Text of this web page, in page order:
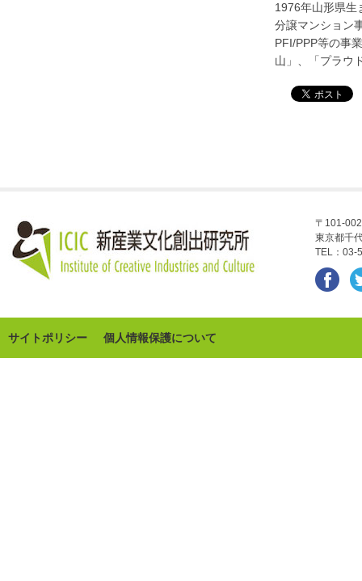
1976年山形県生
分譲マンション
PFI/PPP等の事
山」、「プラウ
〒101-
東京都千
TEL：
サイトポリシー 個人情報保護について